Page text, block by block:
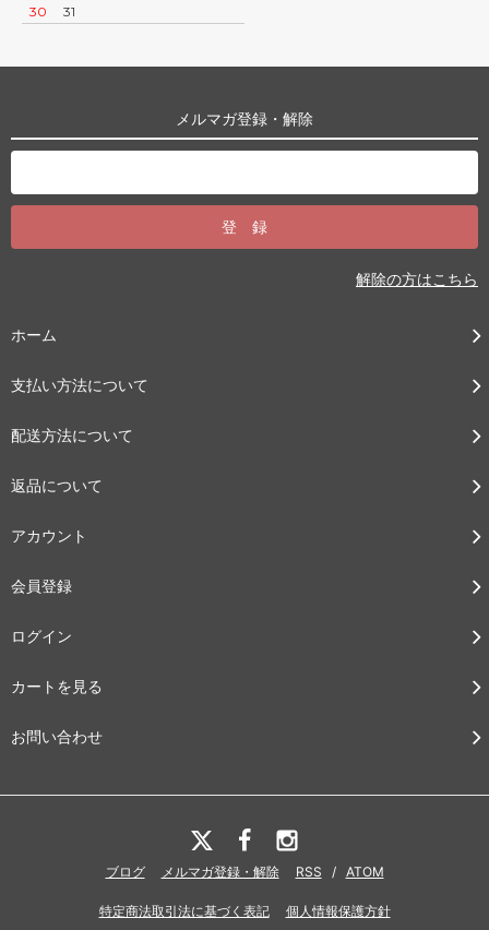
30
31
メルマガ登録・解除
解除の方はこちら
ホーム
支払い方法について
配送方法について
返品について
アカウント
会員登録
ログイン
カートを見る
お問い合わせ
ブログ メルマガ登録・解除 RSS / ATOM
特定商法取引法に基づく表記 個人情報保護方針